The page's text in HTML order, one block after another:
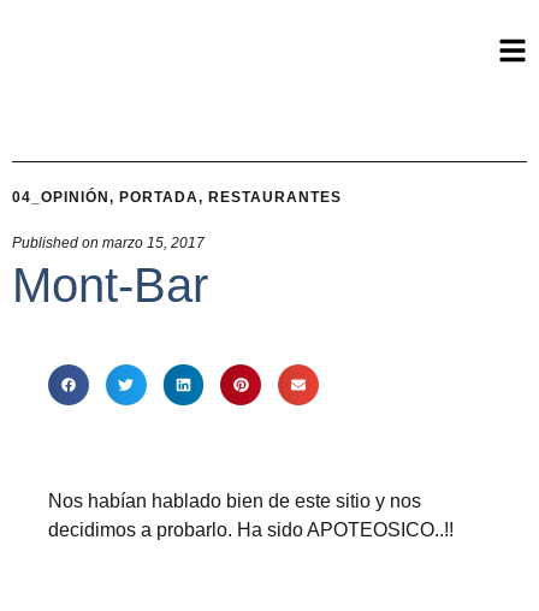
04_OPINIÓN , PORTADA, RESTAURANTES
Published on marzo 15, 2017
Mont-Bar
Nos habían hablado bien de este sitio y nos
decidimos a probarlo. Ha sido APOTEOSICO..!!